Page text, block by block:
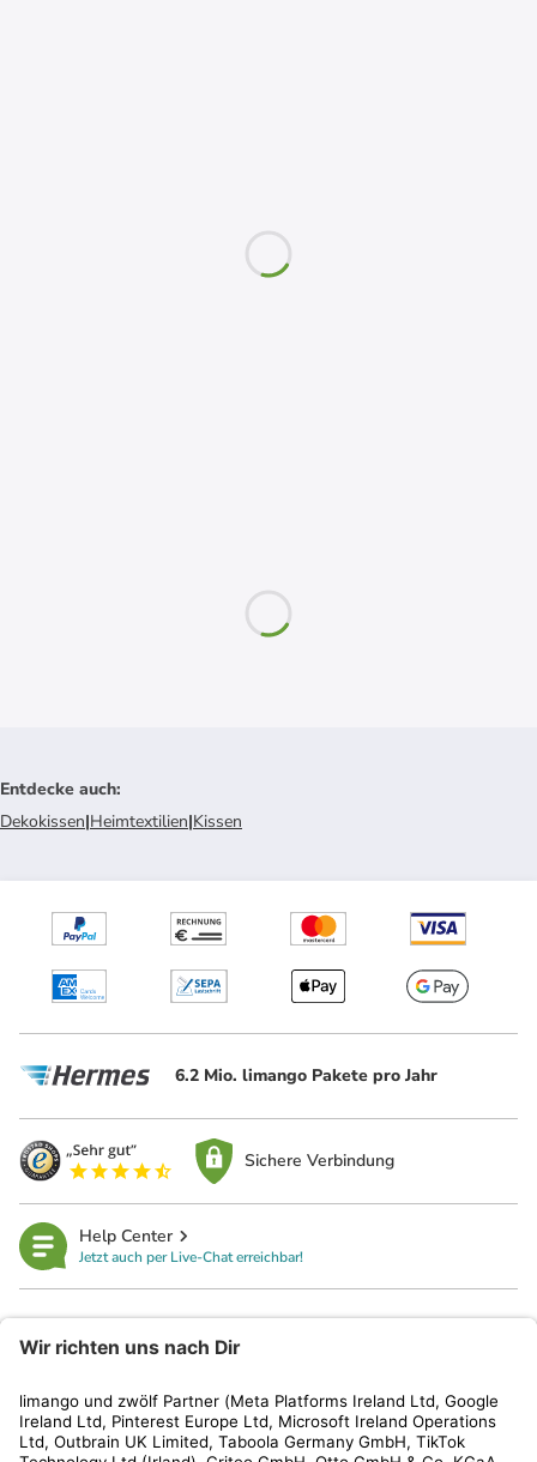
Entdecke auch:
Dekokissen|Heimtextilien|Kissen
6.2 Mio. limango Pakete pro Jahr
Sichere Verbindung
Help Center
Jetzt auch per Live-Chat erreichbar!
Kundenservice